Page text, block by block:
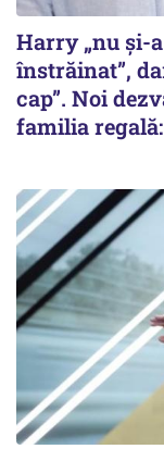
Harry „nu și-
înstrăinat”,
cap”. Noi
familia regală: